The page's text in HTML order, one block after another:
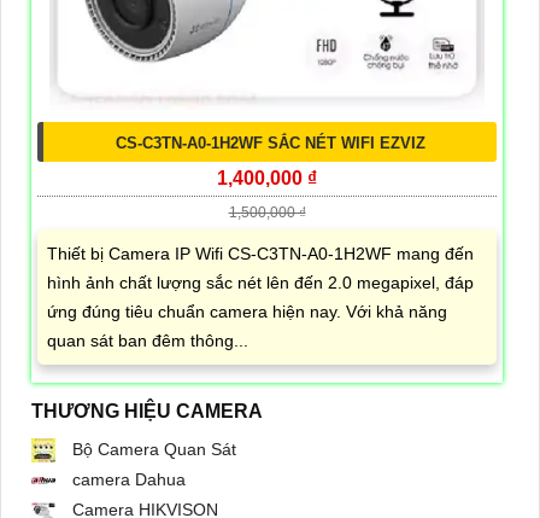
CS-C3TN-A0-1H2WF SẮC NÉT WIFI EZVIZ
1,400,000 ₫
1,500,000 ₫
Thiết bị Camera IP Wifi CS-C3TN-A0-1H2WF mang đến
hình ảnh chất lượng sắc nét lên đến 2.0 megapixel, đáp
ứng đúng tiêu chuẩn camera hiện nay. Với khả năng
quan sát ban đêm thông...
THƯƠNG HIỆU CAMERA
Bộ Camera Quan Sát
camera Dahua
Camera HIKVISON